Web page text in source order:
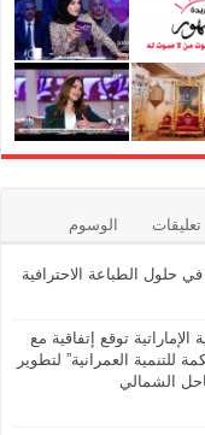
تعليقات الوسوم
حلول الطباعة الاحترافية
توقع إتفاقية مع
العمرانية” لتطوير
الشمالي